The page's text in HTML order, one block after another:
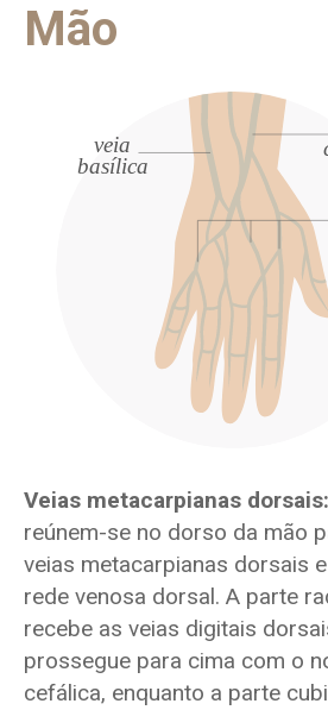
Mão
Veias metacarpianas dorsais:
reúnem-se no dorso da mão
veias metacarpianas dorsais
rede venosa dorsal. A parte
recebe as veias digitais
prossegue para cima com o
cefálica, enquanto a parte